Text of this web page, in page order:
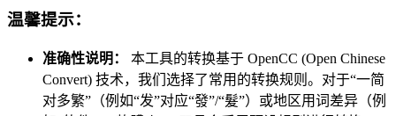
温馨提示：
准确性说明：
本工具的转换基于 OpenCC (Open Chinese
Convert) 技术，我们选择了常用的转换规则。对于“一简
对多繁”（例如“发”对应“發”/“髮”）或地区用词差异（例